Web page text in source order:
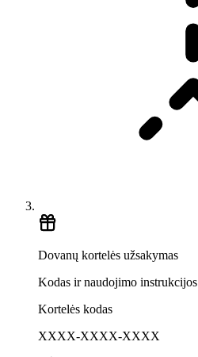
Dovanų kortelės užsakymas
Kodas ir naudojimo instrukcijos
Kortelės kodas
XXXX-XXXX-XXXX